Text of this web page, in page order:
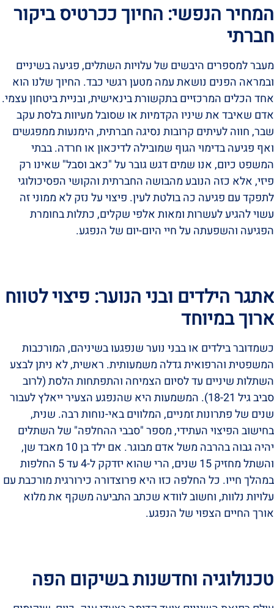
המחיר הנפשי: החיוך ככרטיס ביקור
חברתי
מעבר למספרים היבשים של עלויות השתלים, פגיעה בשיניים
ובמראה הפנים נושאת עמה מטען רגשי כבד. החיוך שלנו הוא
אחד הכלים המרכזיים בתקשורת בינאישית, ובניית ביטחון עצמי.
אדם שאיבד את שיניו הקדמיות או שסובל מעיוות בלסת עקב
שבר, חווה לעיתים קרובות נסיגה חברתית, הימנעות ממפגשים
ואף פגיעה בדימוי הגוף שמובילה לדיכאון או חרדה. בבתי
המשפט כיום, אנו שמים דגש גובר על "כאב וסבל" שאינו רק
פיזי, אלא כזה הנובע מהבושה החברתית והקושי הפסיכולוגי
לתפקד עם פגיעה כה בולטת לעין. פיצוי על נזק לא ממוני זה
עשוי להגיע לעשרות ומאות אלפי שקלים, כתלות בחומרת
הפגיעה והשפעתה על חיי היום-יום של הנפגע.
אתגר הילדים ובני הנוער: פיצוי לטווח
ארוך במיוחד
כשמדובר בילדים או בבני נוער שנפגעו בשיניהם, המורכבות
המשפטית והרפואית גדלה משמעותית. ראשית, לא ניתן לבצע
השתלות שיניים עד לסיום הצמיחה והתפתחות הלסת (לרוב
סביב גיל 18-21). המשמעות היא שהנפגע הצעיר ייאלץ לעבור
שנים של פתרונות זמניים, המלווים באי-נוחות רבה. שנית,
בחישוב הפיצוי העתידי, מספר "סבבי ההחלפה" של השתלים
יהיה גבוה בהרבה משל אדם מבוגר. אם ילד בן 10 מאבד שן,
והשתל מחזיק 15 שנים, הרי שהוא יזדקק ל-4 עד 5 החלפות
במהלך חייו. כל החלפה כזו היא פרוצדורה כירורגית מורכבת עם
עלויות נלוות, וחשוב לוודא שכתב התביעה משקף את מלוא
אורך החיים הצפוי של הנפגע.
טכנולוגיה וחדשנות בשיקום הפה